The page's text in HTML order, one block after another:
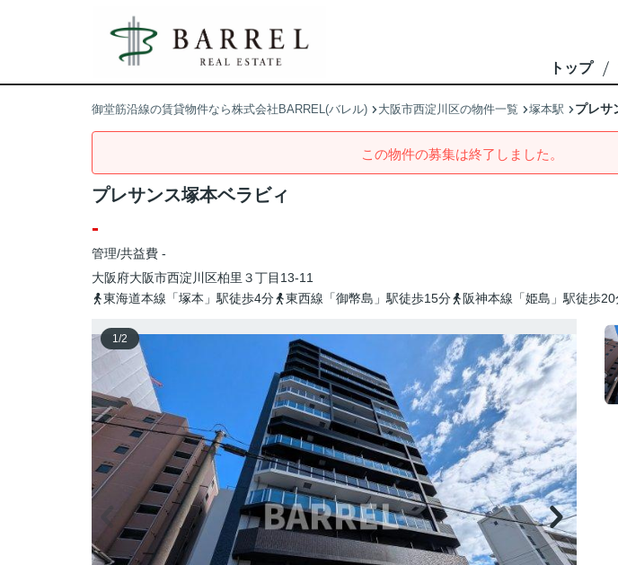
トップ
御堂筋沿線の賃貸物件なら株式会社BARREL(バレル) 大阪市西淀川区の物件一覧 塚本駅 プレサ
この物件の募集は終了しました。
プレサンス塚本ベラビィ
-
管理/共益費 -
大阪府大阪市西淀川区柏里 ３丁目13-11
東海道本線「塚本」駅徒歩4分
東西線「御幣島」駅徒歩15分 阪神本線「姫島」駅徒歩20
1/2